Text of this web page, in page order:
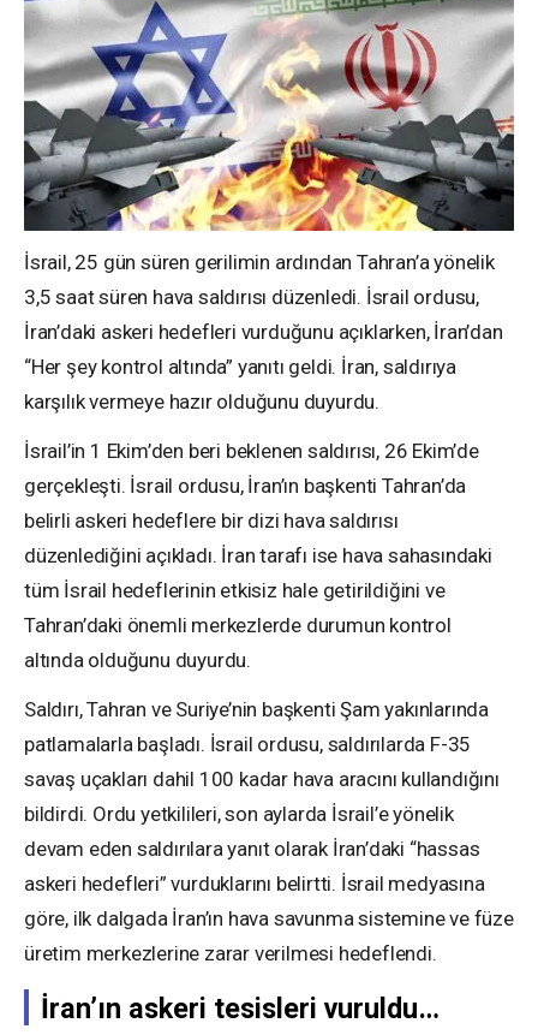
İsrail, 25 gün süren gerilimin ardından Tahran’a yönelik
3,5 saat süren hava saldırısı düzenledi. İsrail ordusu,
İran’daki askeri hedefleri vurduğunu açıklarken, İran’dan
“Her şey kontrol altında” yanıtı geldi. İran, saldırıya
karşılık vermeye hazır olduğunu duyurdu.
İsrail’in 1 Ekim’den beri beklenen saldırısı, 26 Ekim’de
gerçekleşti. İsrail ordusu, İran’ın başkenti Tahran’da
belirli askeri hedeflere bir dizi hava saldırısı
düzenlediğini açıkladı. İran tarafı ise hava sahasındaki
tüm İsrail hedeflerinin etkisiz hale getirildiğini ve
Tahran’daki önemli merkezlerde durumun kontrol
altında olduğunu duyurdu.
Saldırı, Tahran ve Suriye’nin başkenti Şam yakınlarında
patlamalarla başladı. İsrail ordusu, saldırılarda F-35
savaş uçakları dahil 100 kadar hava aracını kullandığını
bildirdi. Ordu yetkilileri, son aylarda İsrail’e yönelik
devam eden saldırılara yanıt olarak İran’daki “hassas
askeri hedefleri” vurduklarını belirtti. İsrail medyasına
göre, ilk dalgada İran’ın hava savunma sistemine ve füze
üretim merkezlerine zarar verilmesi hedeflendi.
İran’ın askeri tesisleri vuruldu…